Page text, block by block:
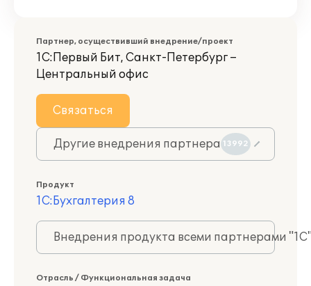
Партнер, осуществивший внедрение/проект
1С:Первый Бит, Санкт-Петербург –
Центральный офис
Связаться
Другие внедрения партнера 13992
Продукт
1С:Бухгалтерия 8
Внедрения продукта всеми партнерами
Отрасль / Функциональная задача